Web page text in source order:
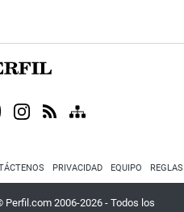
PRIVACIDAD EQUIPO
Perfil.com 2006-2026 - Todos los